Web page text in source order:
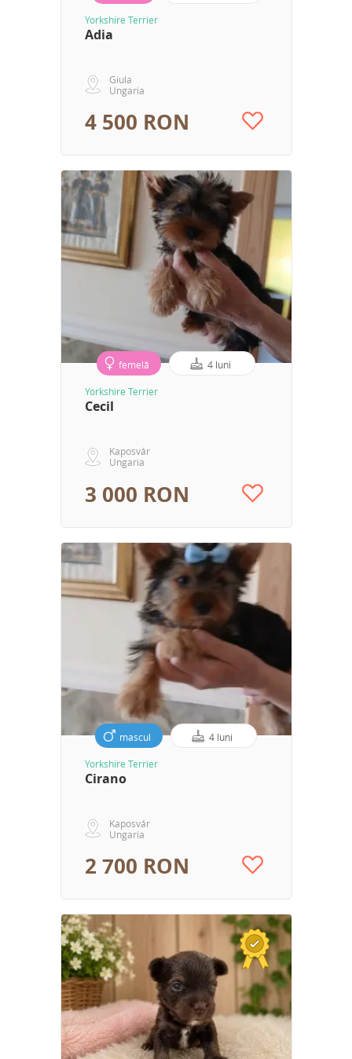
Yorkshire Terrier
Adia
Giula
Ungaria
4 500 RON
femelă 4 luni
Yorkshire Terrier
Cecil
Kaposvár
Ungaria
3 000 RON
mascul 4 luni
Yorkshire Terrier
Cirano
Kaposvár
Ungaria
2 700 RON